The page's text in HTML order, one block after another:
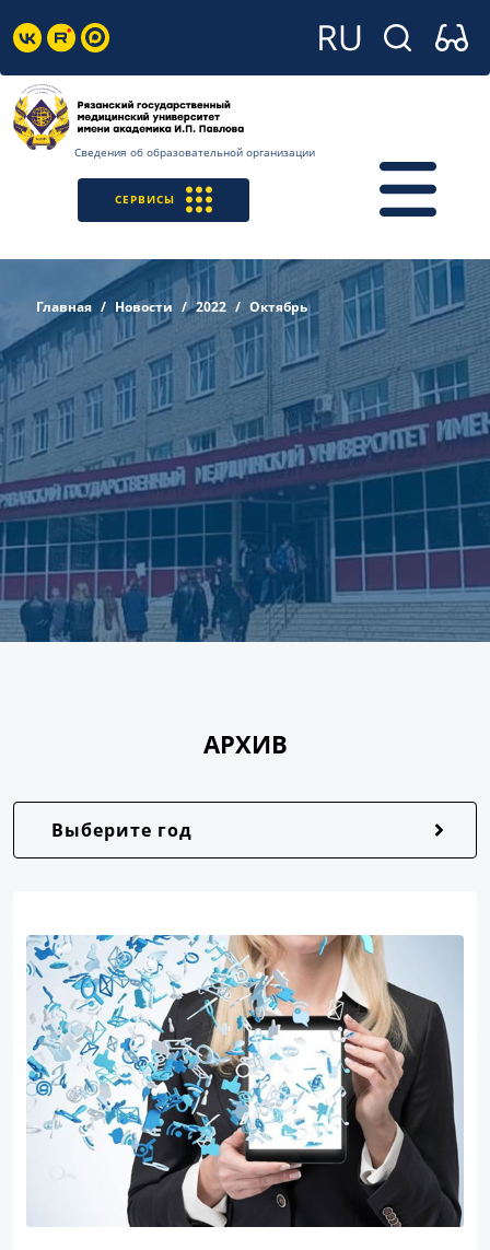
Сведения об образовательной организации
СЕРВИСЫ
Главная Новости 2022 Октябрь
АРХИВ
Выберите год